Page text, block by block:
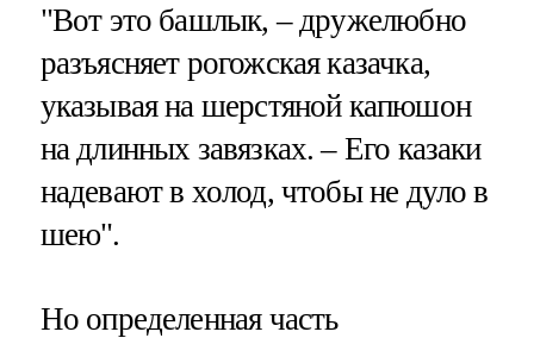
"Вот это башлык, – дружелюбно
разъясняет рогожская казачка,
указывая на шерстяной капюшон
на длинных завязках. – Его казаки
надевают в холод, чтобы не дуло в
шею".
Но определенная часть